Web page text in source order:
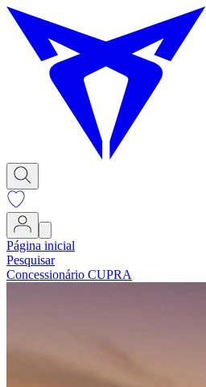
Página inicial
Pesquisar
Concessionário CUPRA